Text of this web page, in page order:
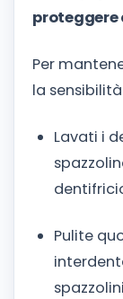
proteggere
Per
la
Lavati i
Pulite